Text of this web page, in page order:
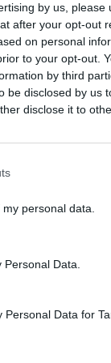
by us,
after your opt-out
on personal
to your opt-out.
by third
be disclosed by us
disclose it to
personal data.
Data.
Data for
- nagyjából
Tavaly a
száma
ember
tartozik,